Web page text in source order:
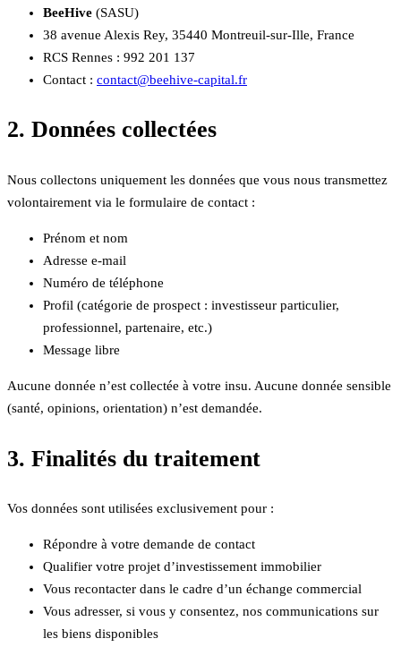
BeeHive (SASU)
38 avenue Alexis Rey, 35440 Montreuil-sur-Ille, France
RCS Rennes : 992 201 137
Contact : contact@beehive-capital.fr
2. Données collectées
Nous collectons uniquement les données que vous nous transmettez
volontairement via le formulaire de contact :
Prénom et nom
Adresse e-mail
Numéro de téléphone
Profil (catégorie de prospect : investisseur particulier,
professionnel, partenaire, etc.)
Message libre
Aucune donnée n’est collectée à votre insu. Aucune donnée sensible
(santé, opinions, orientation) n’est demandée.
3. Finalités du traitement
Vos données sont utilisées exclusivement pour :
Répondre à votre demande de contact
Qualifier votre projet d’investissement immobilier
Vous recontacter dans le cadre d’un échange commercial
Vous adresser, si vous y consentez, nos communications sur
les biens disponibles